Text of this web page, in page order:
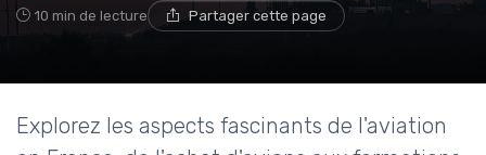
10 min de lecture Partager cette page
Explorez les aspects fascinants de l'aviation